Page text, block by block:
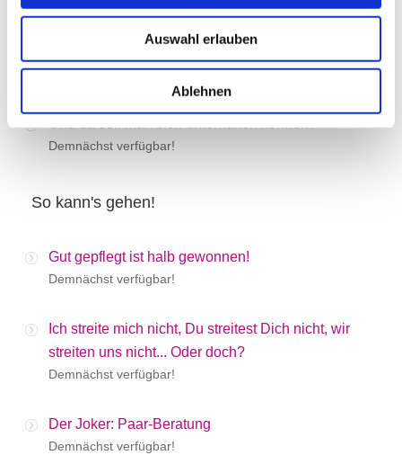
Auswahl erlauben
Ablehnen
Demnächst verfügbar!
Und da soll man sich unterhalten können?
Demnächst verfügbar!
So kann's gehen!
Gut gepflegt ist halb gewonnen!
Demnächst verfügbar!
Ich streite mich nicht, Du streitest Dich nicht, wir
streiten uns nicht... Oder doch?
Demnächst verfügbar!
Der Joker: Paar-Beratung
Demnächst verfügbar!